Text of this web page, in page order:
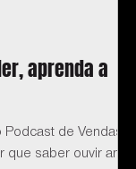
aprenda a
de Vendas
que saber ouvir antes